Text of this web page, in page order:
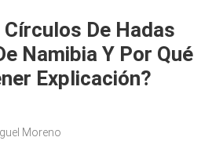
Círculos De Hadas
Namibia Y Por Qué
Explicación?
Moreno